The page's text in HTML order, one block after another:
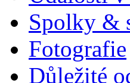
Spolky &
Fotografie
Důležité